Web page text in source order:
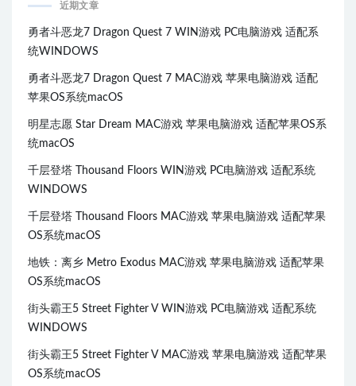
近期文章
勇者斗恶龙7 Dragon Quest 7 WIN游戏 PC电脑游戏 适配系
统WINDOWS
勇者斗恶龙7 Dragon Quest 7 MAC游戏 苹果电脑游戏 适配
苹果OS系统macOS
明星志愿 Star Dream MAC游戏 苹果电脑游戏 适配苹果OS系
统macOS
千层登塔 Thousand Floors WIN游戏 PC电脑游戏 适配系统
WINDOWS
千层登塔 Thousand Floors MAC游戏 苹果电脑游戏 适配苹果
OS系统macOS
地铁：离乡 Metro Exodus MAC游戏 苹果电脑游戏 适配苹果
OS系统macOS
街头霸王5 Street Fighter V WIN游戏 PC电脑游戏 适配系统
WINDOWS
街头霸王5 Street Fighter V MAC游戏 苹果电脑游戏 适配苹果
OS系统macOS